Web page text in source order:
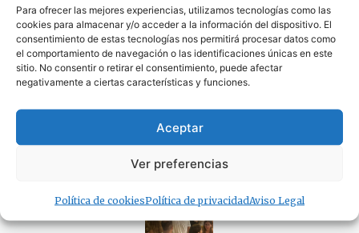
Para ofrecer las mejores experiencias, utilizamos tecnologías como las
cookies para almacenar y/o acceder a la información del dispositivo. El
consentimiento de estas tecnologías nos permitirá procesar datos como
el comportamiento de navegación o las identificaciones únicas en este
sitio. No consentir o retirar el consentimiento, puede afectar
negativamente a ciertas características y funciones.
Aceptar
Ver preferencias
Política de cookiesPolítica de privacidadAviso Legal
05/08/2026
La Policía Local de Tarifa rechaza que la APBA se
desvincule del caos fuera del puerto